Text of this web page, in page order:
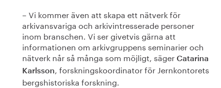
– Vi kommer även att skapa ett nätverk för
arkivansvariga och arkivintresserade personer
inom branschen. Vi ser givetvis gärna att
informationen om arkivgruppens seminarier och
nätverk når så många som möjligt, säger Catarina
Karlsson, forskningskoordinator för Jernkontorets
bergshistoriska forskning.